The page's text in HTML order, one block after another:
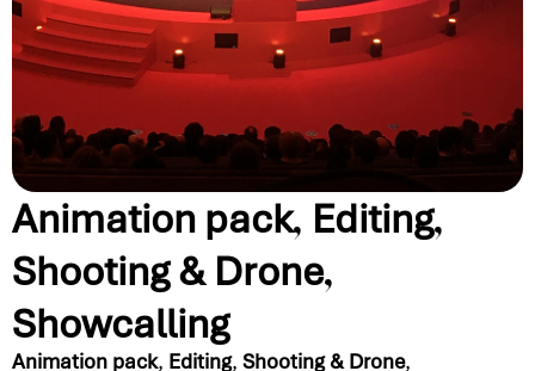
Animation pack, Editing,
Shooting & Drone,
Showcalling
Animation pack, Editing, Shooting & Drone,